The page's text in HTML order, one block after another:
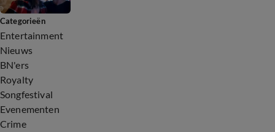
Categorieën
Entertainment
Nieuws
BN'ers
Royalty
Songfestival
Evenementen
Crime